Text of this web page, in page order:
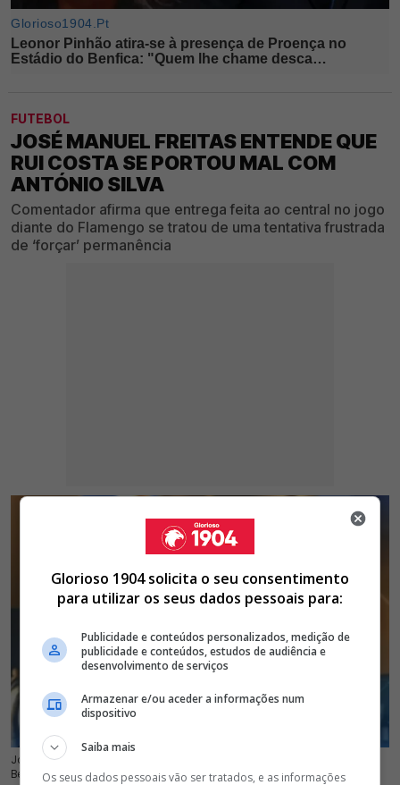
FUTEBOL
JOSÉ MANUEL FREITAS ENTENDE QUE
RUI COSTA SE PORTOU MAL COM
ANTÓNIO SILVA
Comentador afirma que entrega feita ao central no jogo
diante do Flamengo se tratou de uma tentativa frustrada
de ‘forçar’ permanência
José Manuel Freitas diz que decisão de dar a braçadeira de capitão do
Benfica para António Silva foi um 'presente envenenado' de Rui Costa
15 Jul 2026 | 12:42 |
Glorioso 1904 solicita o seu consentimento
para utilizar os seus dados pessoais para:
Publicidade e conteúdos personalizados, medição de
publicidade e conteúdos, estudos de audiência e
desenvolvimento de serviços
Armazenar e/ou aceder a informações num
dispositivo
Saiba mais
Os seus dados pessoais vão ser tratados, e as informações